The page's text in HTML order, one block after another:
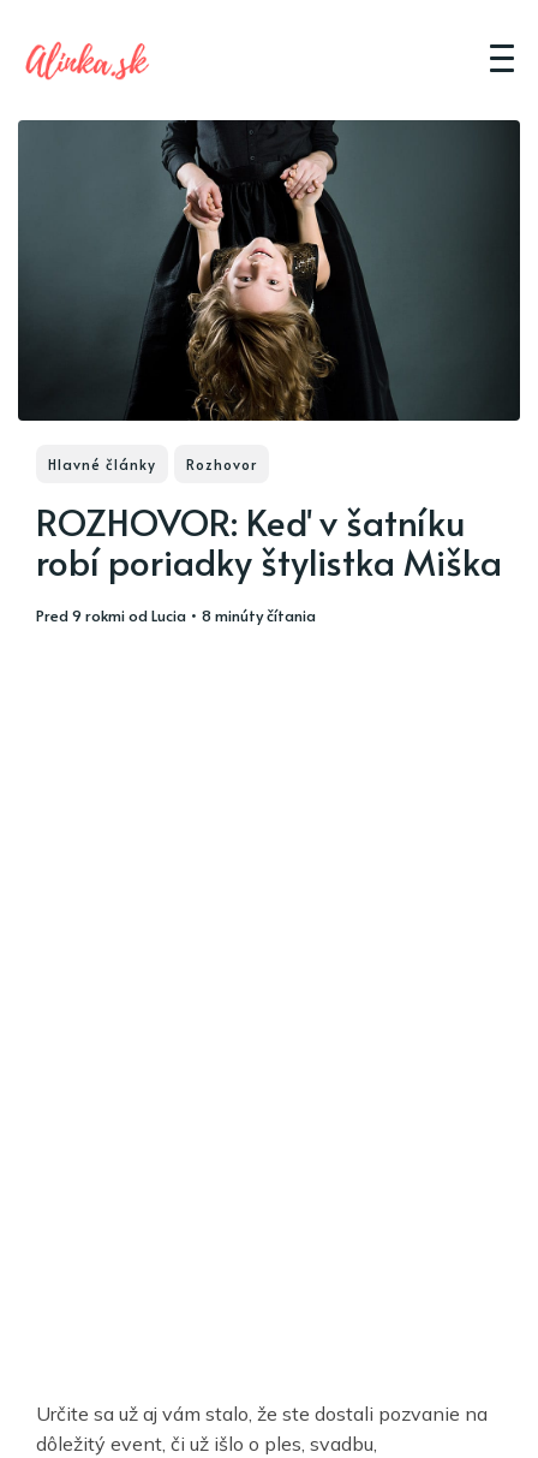
Hlavné články Rozhovor
ROZHOVOR: Keď v šatníku
robí poriadky štylistka Miška
pred 9 rokmiodLucia • 8 minúty čítania
Určite sa už aj vám stalo, že ste dostali pozvanie na
dôležitý event, či už išlo o ples, svadbu,